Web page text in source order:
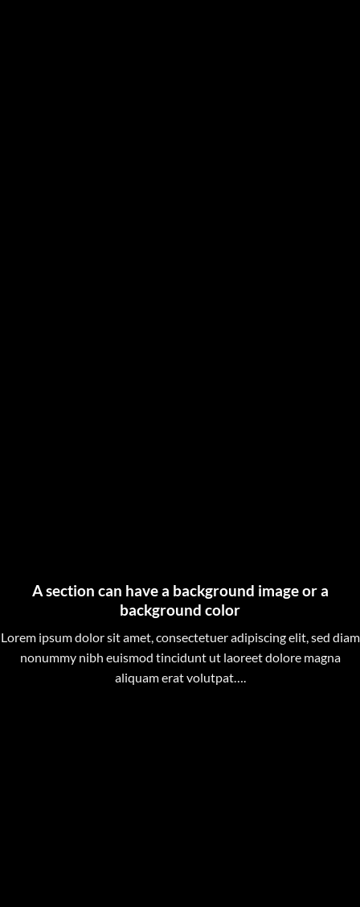
A section can have a background image or a
background color
Lorem ipsum dolor sit amet, consectetuer adipiscing elit, sed diam
nonummy nibh euismod tincidunt ut laoreet dolore magna
aliquam erat volutpat….